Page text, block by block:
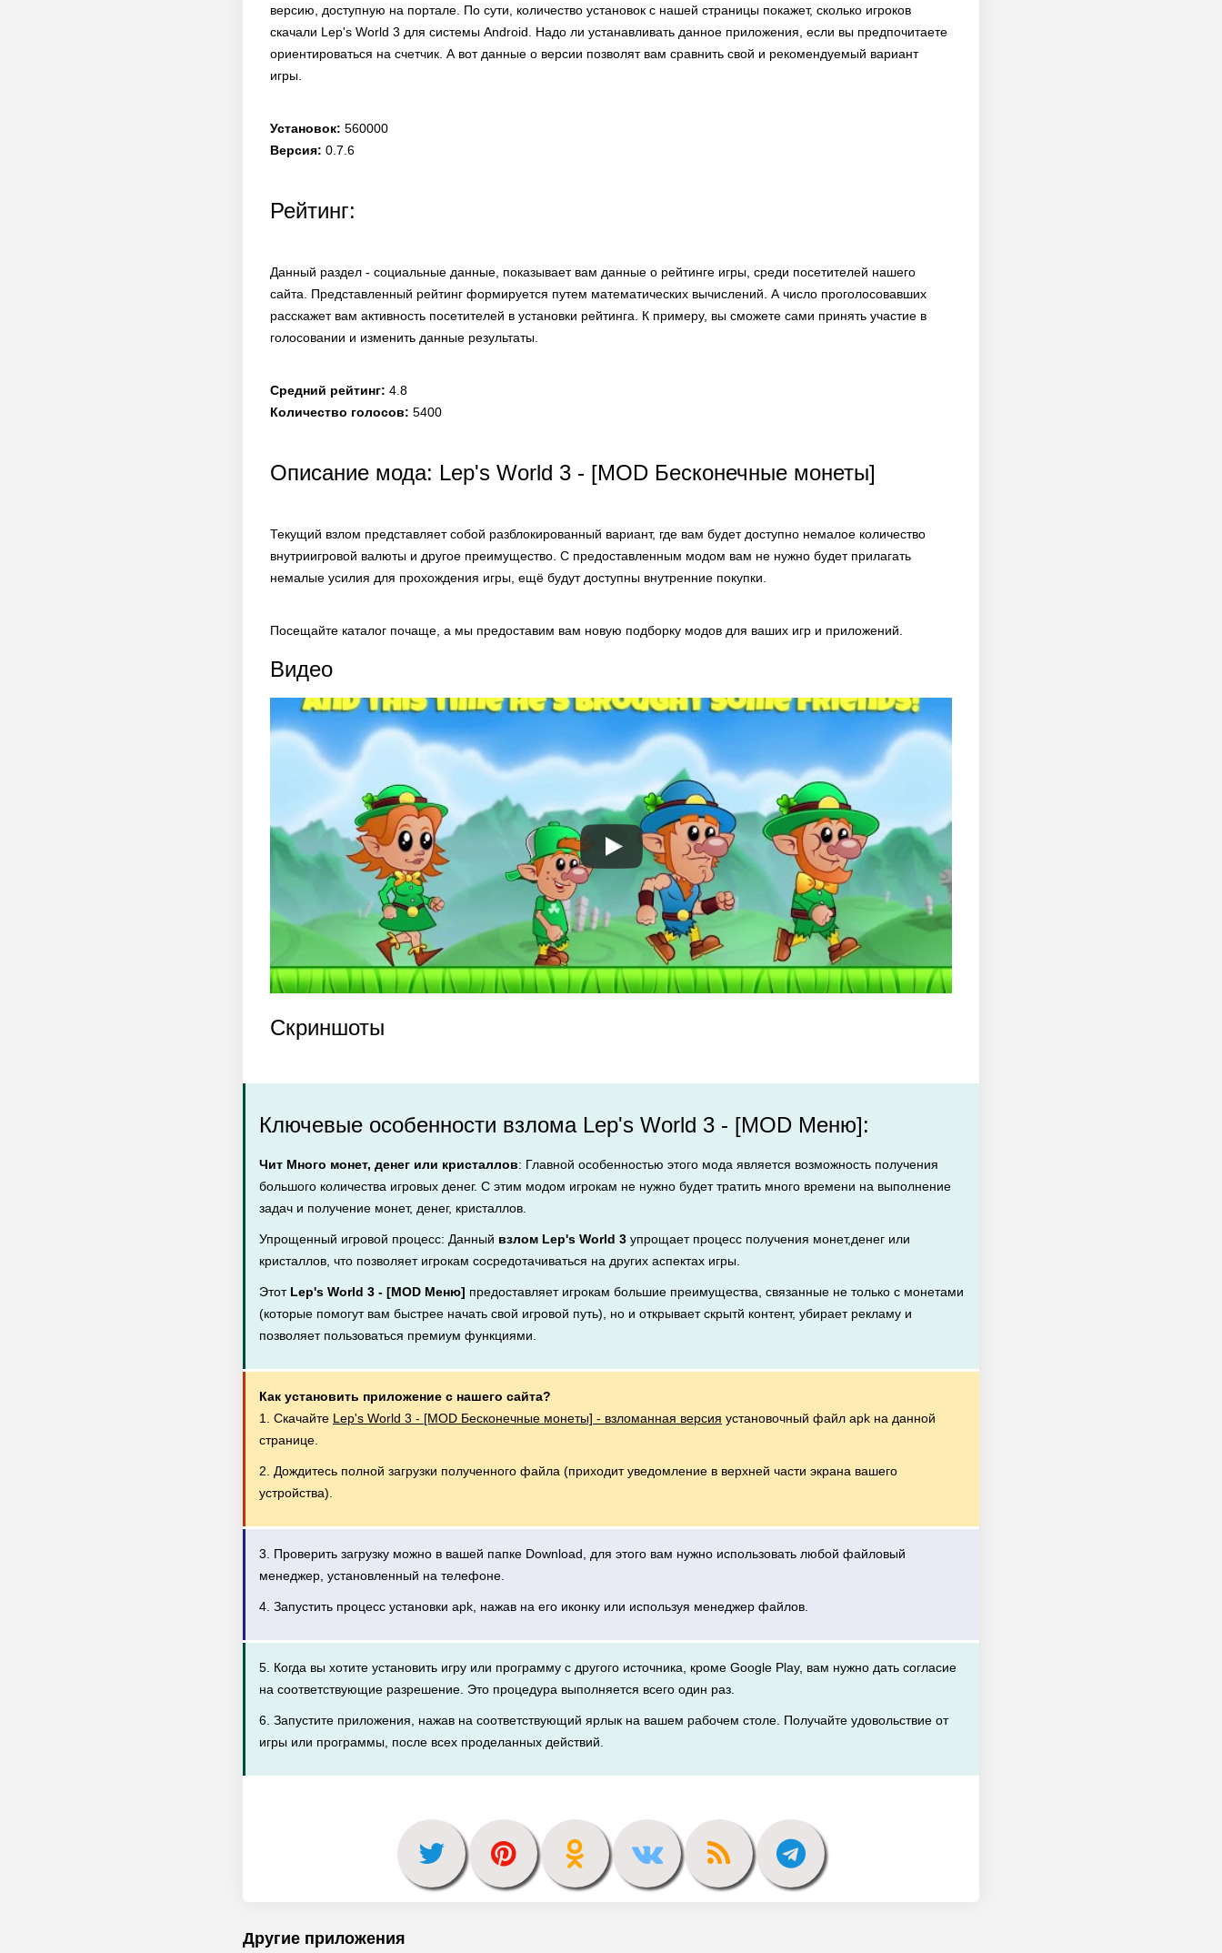
версию, доступную на портале. По сути, количество установок с нашей страницы покажет, сколько игроков
скачали Lep's World 3 для системы Android. Надо ли устанавливать данное приложения, если вы предпочитаете
ориентироваться на счетчик. А вот данные о версии позволят вам сравнить свой и рекомендуемый вариант
игры.
Установок: 560000
Версия: 0.7.6
Рейтинг:
Данный раздел - социальные данные, показывает вам данные о рейтинге игры, среди посетителей нашего
сайта. Представленный рейтинг формируется путем математических вычислений. А число проголосовавших
расскажет вам активность посетителей в установки рейтинга. К примеру, вы сможете сами принять участие в
голосовании и изменить данные результаты.
Средний рейтинг: 4.8
Количество голосов: 5400
Описание мода: Lep's World 3 - [MOD Бесконечные монеты]
Текущий взлом представляет собой разблокированный вариант, где вам будет доступно немалое количество
внутриигровой валюты и другое преимущество. С предоставленным модом вам не нужно будет прилагать
немалые усилия для прохождения игры, ещё будут доступны внутренние покупки.
Посещайте каталог почаще, а мы предоставим вам новую подборку модов для ваших игр и приложений.
Видео
Скриншоты
Ключевые особенности взлома Lep's World 3 - [MOD Меню]:
Чит Много монет, денег или кристаллов: Главной особенностью этого мода является возможность получения
большого количества игровых денег. С этим модом игрокам не нужно будет тратить много времени на выполнение
задач и получение монет, денег, кристаллов.
Упрощенный игровой процесс: Данный взлом Lep's World 3 упрощает процесс получения монет,денег или
кристаллов, что позволяет игрокам сосредотачиваться на других аспектах игры.
Этот Lep's World 3 - [MOD Меню] предоставляет игрокам большие преимущества, связанные не только с монетами
(которые помогут вам быстрее начать свой игровой путь), но и открывает скрытй контент, убирает рекламу и
позволяет пользоваться премиум функциями.
Как установить приложение с нашего сайта?
1. Скачайте Lep's World 3 - [MOD Бесконечные монеты] - взломанная версия установочный файл apk на данной
странице.
2. Дождитесь полной загрузки полученного файла (приходит уведомление в верхней части экрана вашего
устройства).
3. Проверить загрузку можно в вашей папке Download, для этого вам нужно использовать любой файловый
менеджер, установленный на телефоне.
4. Запустить процесс установки apk, нажав на его иконку или используя менеджер файлов.
5. Когда вы хотите установить игру или программу с другого источника, кроме Google Play, вам нужно дать согласие
на соответствующие разрешение. Это процедура выполняется всего один раз.
6. Запустите приложения, нажав на соответствующий ярлык на вашем рабочем столе. Получайте удовольствие от
игры или программы, после всех проделанных действий.
Другие приложения